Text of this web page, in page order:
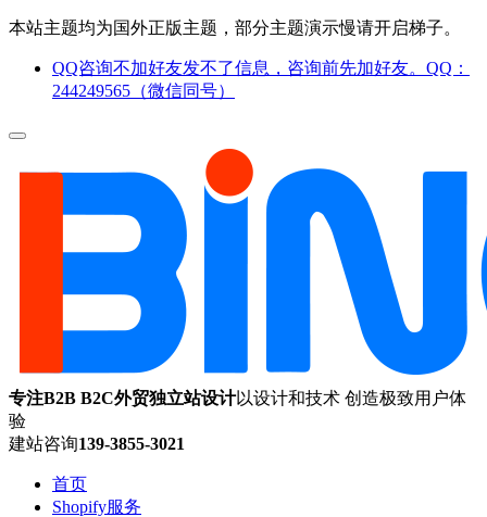
本站主题均为国外正版主题，部分主题演示慢请开启梯子。
QQ咨询不加好友发不了信息，咨询前先加好友。QQ：
244249565（微信同号）
专注B2B B2C外贸独立站设计以设计和技术 创造极致用户体
验
建站咨询139-3855-3021
首页
Shopify服务